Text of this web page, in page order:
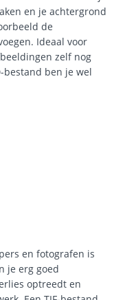
en je achtergrond
de
Ideaal voor
zelf nog
bestand ben je wel
en fotografen is
je erg goed
optreedt en